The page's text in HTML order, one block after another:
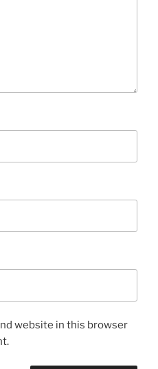
website in this browser